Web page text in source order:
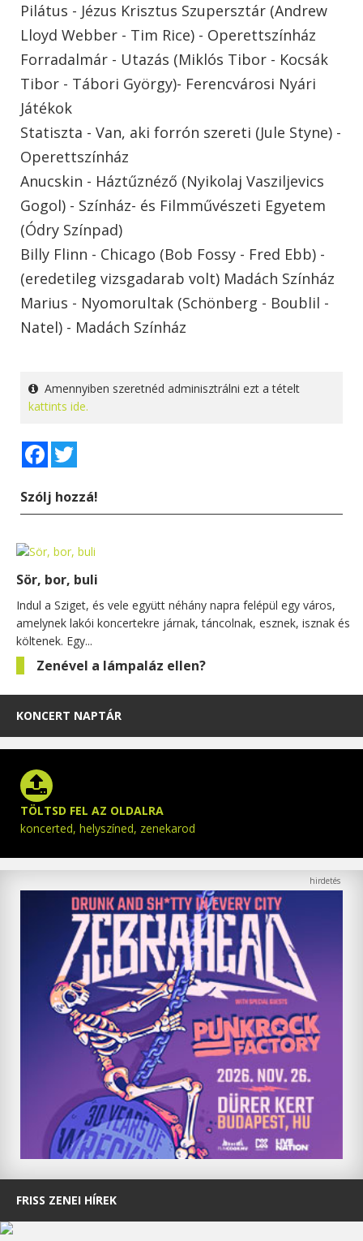
Pilátus - Jézus Krisztus Szupersztár (Andrew
Lloyd Webber - Tim Rice) - Operettszínház
Forradalmár - Utazás (Miklós Tibor - Kocsák
Tibor - Tábori György)- Ferencvárosi Nyári
Játékok
Statiszta - Van, aki forrón szereti (Jule Styne) -
Operettszínház
Anucskin - Háztűznéző (Nyikolaj Vasziljevics
Gogol) - Színház- és Filmművészeti Egyetem
(Ódry Színpad)
Billy Flinn - Chicago (Bob Fossy - Fred Ebb) -
(eredetileg vizsgadarab volt) Madách Színház
Marius - Nyomorultak (Schönberg - Boublil -
Natel) - Madách Színház
Amennyiben szeretnéd adminisztrálni ezt a tételt
kattints ide.
Facebook
Szólj hozzá!
Sör, bor, buli
Indul a Sziget, és vele együtt néhány napra felépül egy város,
amelynek lakói koncertekre járnak, táncolnak, esznek, isznak és
költenek. Egy...
Zenével a lámpaláz ellen?
KONCERT NAPTÁR
TÖLTSD FEL AZ OLDALRA
koncerted, helyszíned, zenekarod
FRISS ZENEI HÍREK